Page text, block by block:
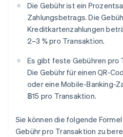
Die Gebühr ist ein
Zahlungsbetrags. Die
Kreditkartenzahlungen
2–3 % pro Transaktion.
Es gibt feste Gebühren pro
Die Gebühr für einen QR-
oder eine Mobile-Banking-
฿15 pro Transaktion.
Sie können die folgende
Gebühr pro Transaktion zu